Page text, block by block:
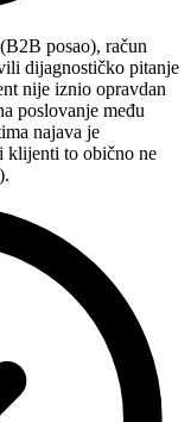
posao), račun
dijagnostičko pitanje
nije iznio opravdan
poslovanje među
najava je
klijenti to obično ne